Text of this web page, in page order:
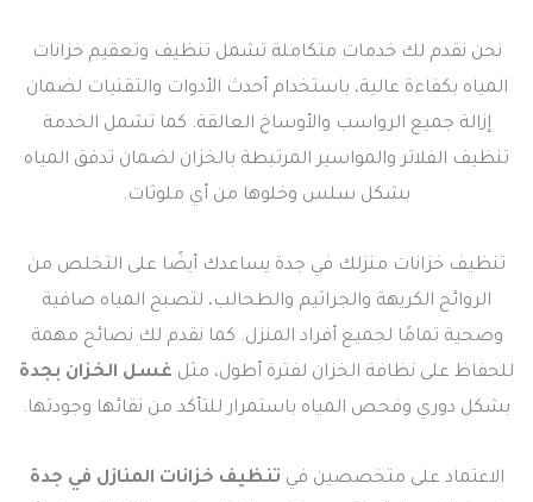
نحن نقدم لك خدمات متكاملة تشمل تنظيف وتعقيم خزانات
المياه بكفاءة عالية، باستخدام أحدث الأدوات والتقنيات لضمان
إزالة جميع الرواسب والأوساخ العالقة. كما تشمل الخدمة
تنظيف الفلاتر والمواسير المرتبطة بالخزان لضمان تدفق المياه
بشكل سلس وخلوها من أي ملوثات.
تنظيف خزانات منزلك في جدة يساعدك أيضًا على التخلص من
الروائح الكريهة والجراثيم والطحالب، لتصبح المياه صافية
وصحية تمامًا لجميع أفراد المنزل. كما نقدم لك نصائح مهمة
للحفاظ على نظافة الخزان لفترة أطول، مثل غسل الخزان بجدة
بشكل دوري وفحص المياه باستمرار للتأكد من نقائها وجودتها.
الاعتماد على متخصصين في تنظيف خزانات المنازل في جدة